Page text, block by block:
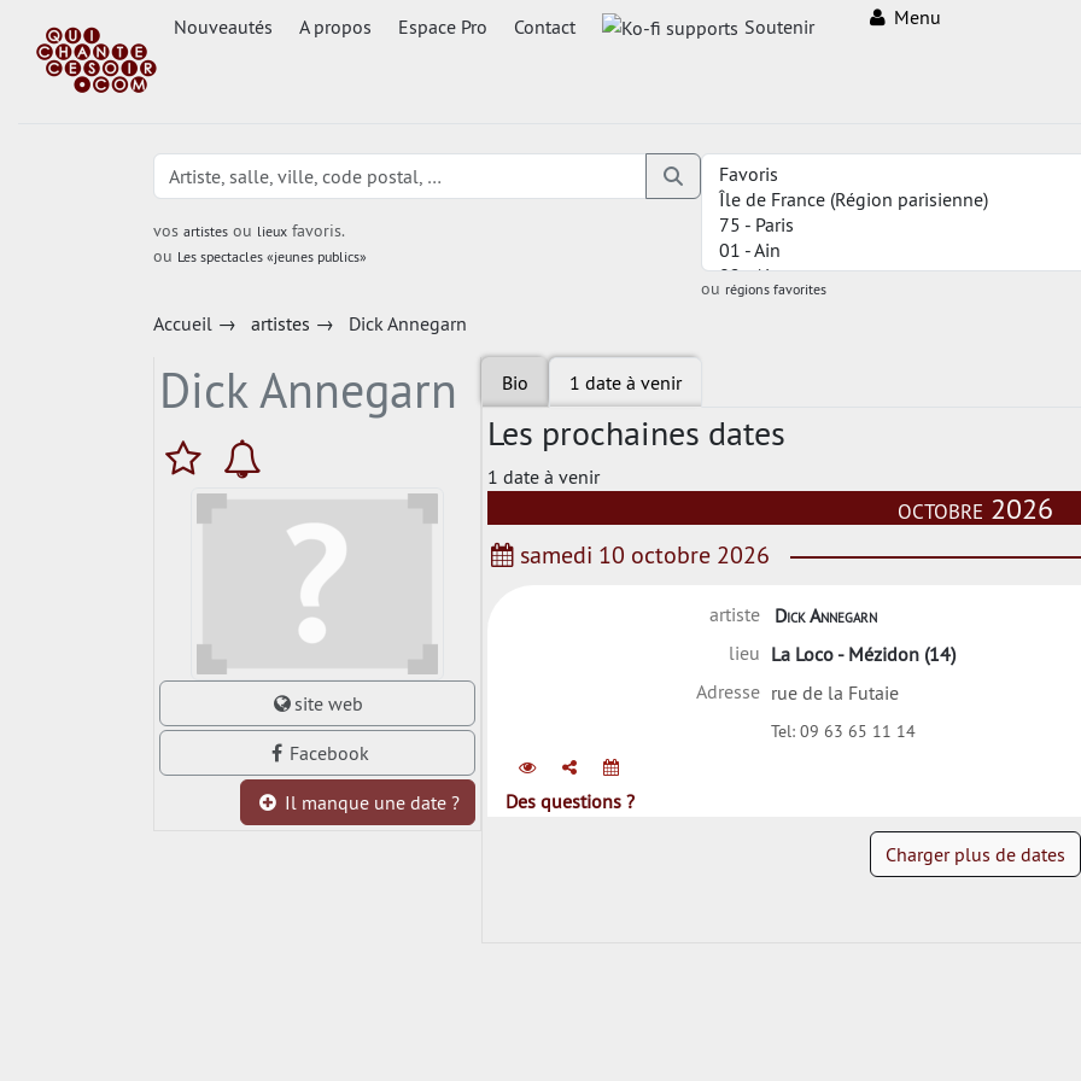
Nouveautés A propos Espace Pro Contact Soutenir Menu
vos artistesou lieuxfavoris.
ou Les spectacles «jeunes publics»
ou régions favorites
Accueil→ artistes → Dick Annegarn
Dick Annegarn
site web
Facebook
Il manque une date ?
Bio 1 date à venir
Les prochaines dates
1 date à venir
octobre 2026
samedi 10 octobre 2026
artiste
Dick Annegarn
lieu La Loco - Mézidon (14)
Adresse rue de la Futaie
Tel:09 63 65 11 14
Des questions ?
Charger plus de dates